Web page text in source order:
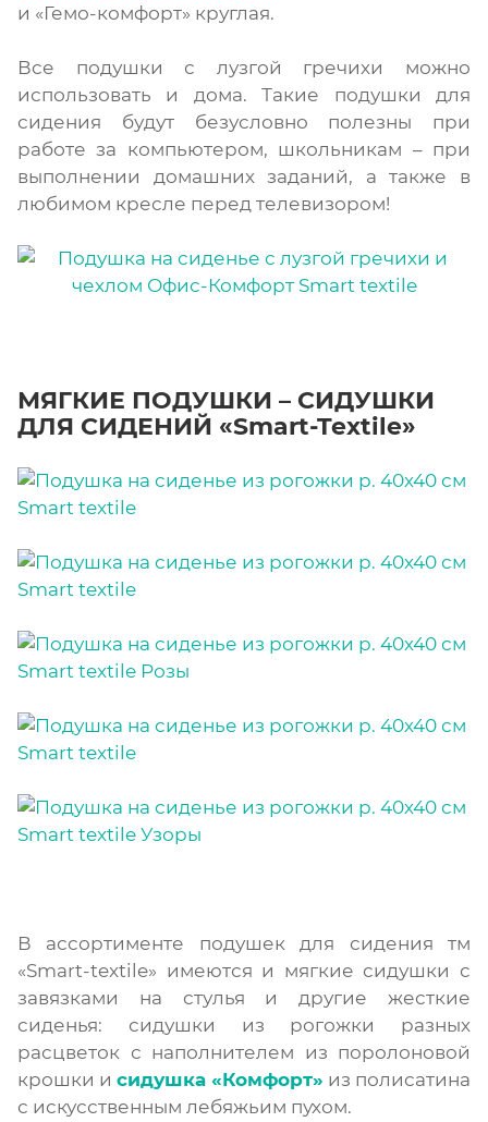
и «Гемо-комфорт» круглая.
Все подушки с лузгой гречихи можно
использовать и дома. Такие подушки для
сидения будут безусловно полезны при
работе за компьютером, школьникам – при
выполнении домашних заданий, а также в
любимом кресле перед телевизором!
МЯГКИЕ ПОДУШКИ – СИДУШКИ
ДЛЯ СИДЕНИЙ «Smart-Textile»
В ассортименте подушек для сидения тм
«Smart-textile» имеются и мягкие сидушки с
завязками на стулья и другие жесткие
сиденья: сидушки из рогожки разных
расцветок с наполнителем из поролоновой
крошки и сидушка «Комфорт» из полисатина
с искусственным лебяжьим пухом.